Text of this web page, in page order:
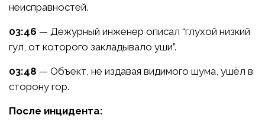
неисправностей.
03:46 — Дежурный инженер описал “глухой низкий
гул, от которого закладывало уши”.
03:48 — Объект, не издавая видимого шума, ушёл в
сторону гор.
После инцидента: